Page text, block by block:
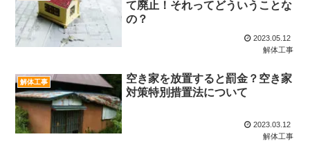
て廃止！それってどういうことな
の？
2023.05.12
解体工事
解体工事
空き家を放置すると罰金？空き家
対策特別措置法について
2023.03.12
解体工事